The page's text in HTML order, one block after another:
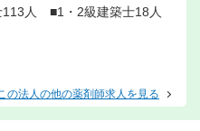
人 ■1・2級建築士18人
の法人の他の薬剤師求人を見る